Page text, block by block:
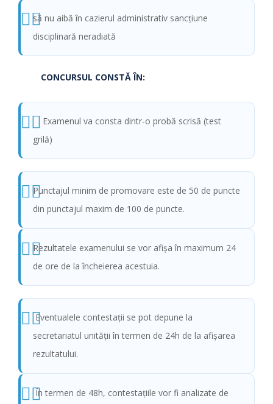
să nu aibă în cazierul administrativ sancțiune
disciplinară neradiată
CONCURSUL CONSTĂ ÎN:
Examenul va consta dintr-o probă scrisă (test
grilă)
Punctajul minim de promovare este de 50 de puncte
din punctajul maxim de 100 de puncte.
Rezultatele examenului se vor afișa în maximum 24
de ore de la încheierea acestuia.
Eventualele contestații se pot depune la
secretariatul unității în termen de 24h de la afișarea
rezultatului.
În termen de 48h, contestațiile vor fi analizate de